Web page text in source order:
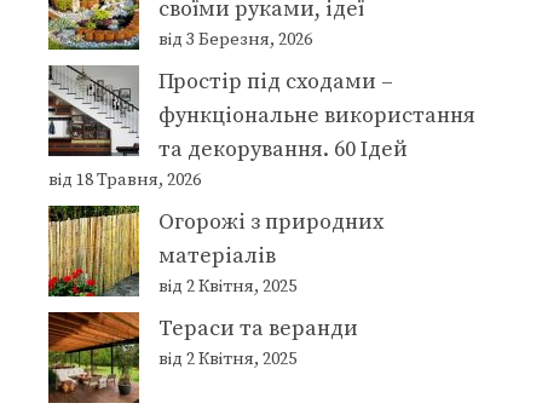
своїми руками, ідеї
від 3 Березня, 2026
Простір під сходами –
функціональне використання
та декорування. 60 Ідей
від 18 Травня, 2026
Огорожі з природних
матеріалів
від 2 Квітня, 2025
Тераси та веранди
від 2 Квітня, 2025